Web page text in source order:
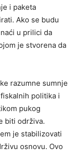
i paketa
Ako se budu
u prilici da
je stvorena da
razumne sumnje
politika i
pukog
biti održiva.
je stabilizovati
osnovu. Ovo